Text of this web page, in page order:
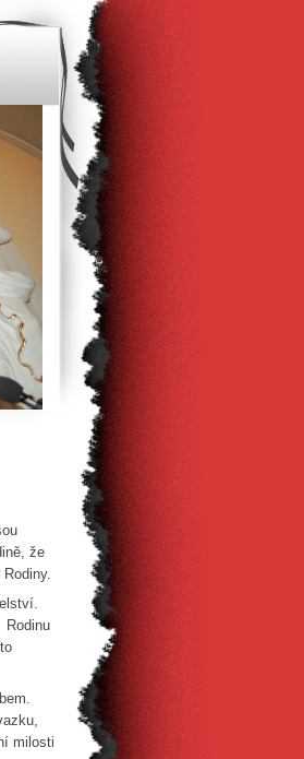
že
Rodinu
milosti